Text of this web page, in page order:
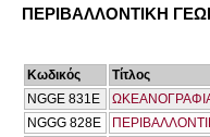
ΠΕΡΙΒΑΛΛΟΝΤΙΚΗ
Κωδικός
Τίτλος
NGGE 831E
NGGG 828Ε